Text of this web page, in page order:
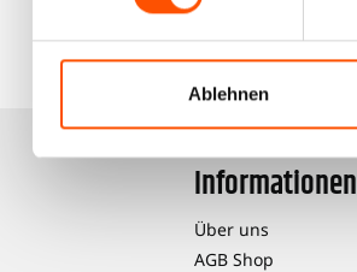
Ablehnen
Informationen
Über uns
AGB Shop